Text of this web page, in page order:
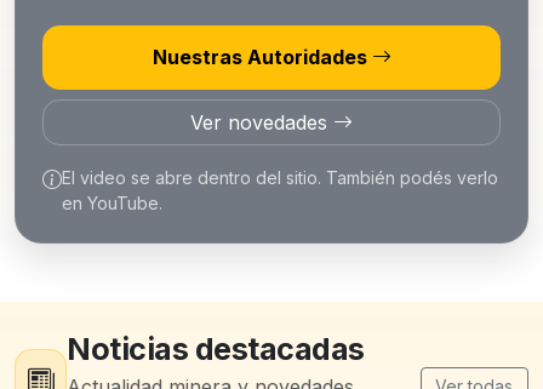
Nuestras Autoridades
Ver novedades
El video se abre dentro del sitio. También podés verlo
en YouTube.
Noticias destacadas